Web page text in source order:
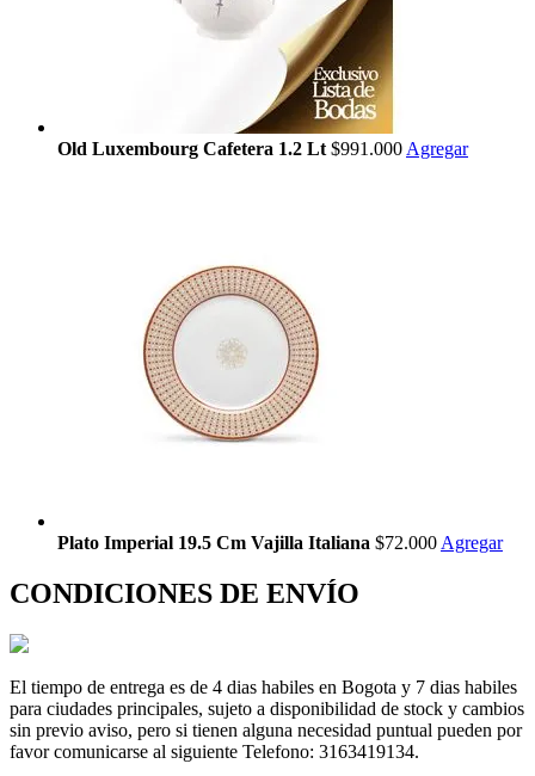
Old Luxembourg Cafetera 1.2 Lt $991.000 Agregar
Plato Imperial 19.5 Cm Vajilla Italiana $72.000 Agregar
CONDICIONES DE ENVÍO
El tiempo de entrega es de 4 dias habiles en Bogota y 7 dias habiles
para ciudades principales, sujeto a disponibilidad de stock y cambios
sin previo aviso, pero si tienen alguna necesidad puntual pueden por
favor comunicarse al siguiente Telefono: 3163419134.